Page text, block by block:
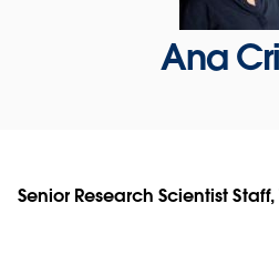
Ana
Senior Research Scientist